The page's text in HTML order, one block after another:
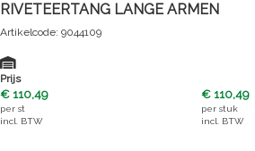
RIVETEERTANG LANGE ARMEN
Artikelcode: 9044109
Prijs
€ 110,49
per st
incl. BTW
€ 110,49
per stuk
incl. BTW